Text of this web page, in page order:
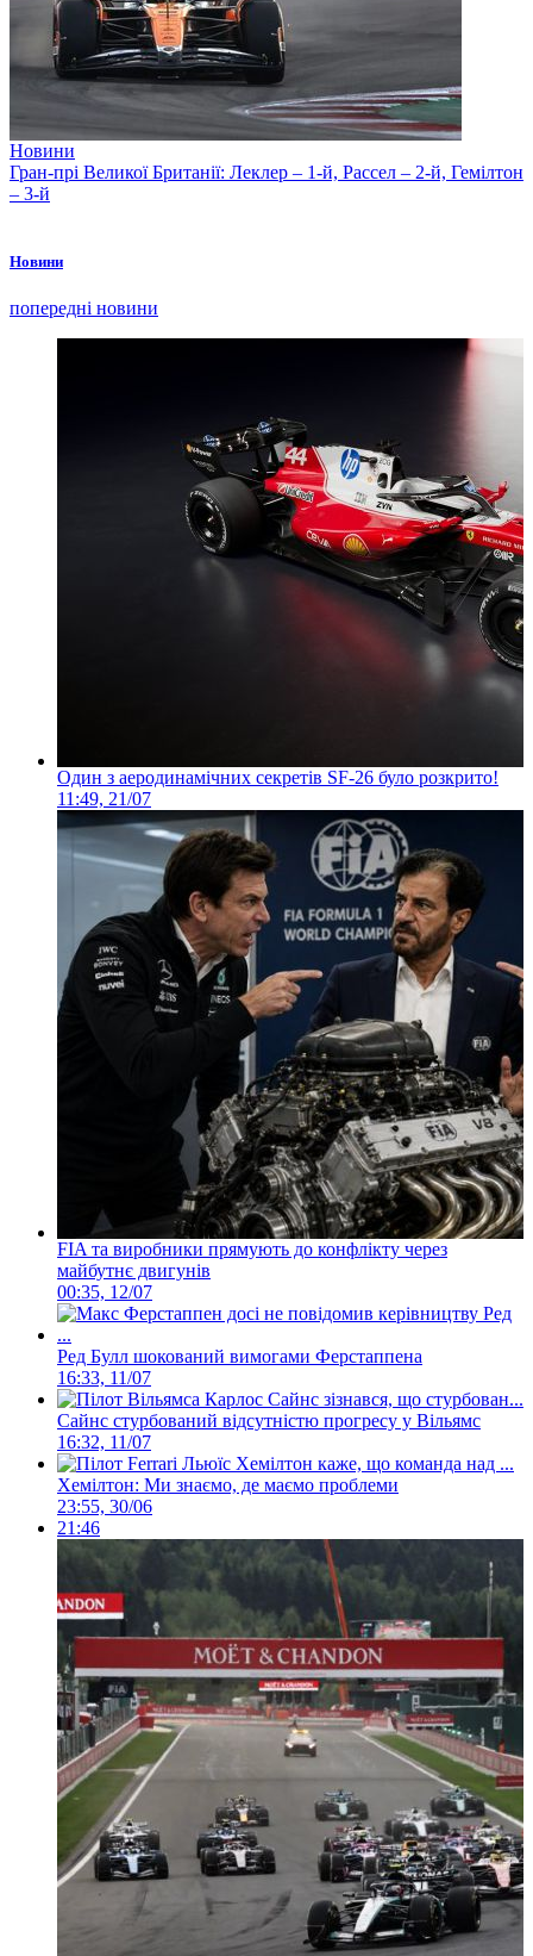
Новини
Гран-прі Великої Британії: Леклер – 1-й, Рассел – 2-й, Гемілтон
– 3-й
Новини
попередні новини
Один з аеродинамічних секретів SF-26 було розкрито!
11:49, 21/07
FIA та виробники прямують до конфлікту через
майбутнє двигунів
00:35, 12/07
Ред Булл шокований вимогами Ферстаппена
16:33, 11/07
Сайнс стурбований відсутністю прогресу у Вільямс
16:32, 11/07
Хемілтон: Ми знаємо, де маємо проблеми
23:55, 30/06
21:46